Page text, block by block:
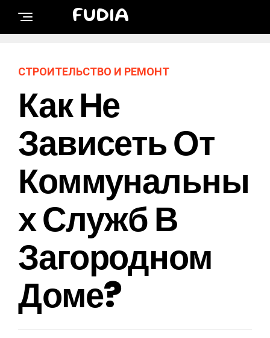
FUDIA
СТРОИТЕЛЬСТВО И РЕМОНТ
Как Не
Зависеть От
Коммунальны
Х Служб В
Загородном
Доме?